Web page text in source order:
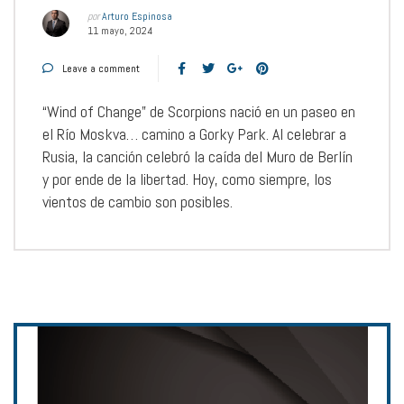
porArturo Espinosa
11 mayo, 2024
Leave a comment
“Wind of Change” de Scorpions nació en un paseo en
el Río Moskva… camino a Gorky Park. Al celebrar a
Rusia, la canción celebró la caída del Muro de Berlín
y por ende de la libertad. Hoy, como siempre, los
vientos de cambio son posibles.